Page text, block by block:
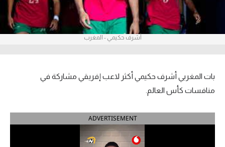
بطولات
أمريكا 2026
الدوري الإنجليزي الممتاز
الدوري الإسباني
أشرف حكيمي - المغرب
بات المغربي أشرف حكيمي أكثر لاعب إفريقي مشاركة في
منافسات كأس العالم.
ADVERTISEMENT